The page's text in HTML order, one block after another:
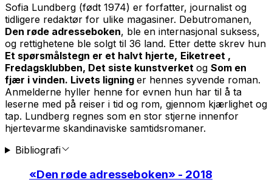
Sofia Lundberg (født 1974) er forfatter, journalist og
tidligere redaktør for ulike magasiner. Debutromanen,
Den røde adresseboken, ble en internasjonal suksess,
og rettighetene ble solgt til 36 land. Etter dette skrev hun
Et spørsmålstegn er et halvt hjerte, Eiketreet ,
Fredagsklubben, Det siste kunstverket og Som en
fjær i vinden. Livets ligning er hennes syvende roman.
Anmelderne hyller henne for evnen hun har til å ta
leserne med på reiser i tid og rom, gjennom kjærlighet og
tap. Lundberg regnes som en stor stjerne innenfor
hjertevarme skandinaviske samtidsromaner.
Bibliografi
«Den røde adresseboken» - 2018